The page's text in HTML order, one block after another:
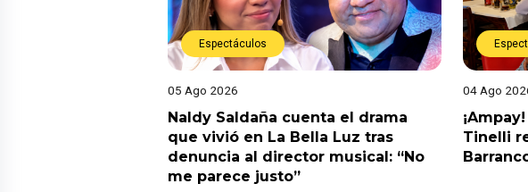
Espectáculos
05 Ago 2026
Naldy Saldaña cuenta el drama
que vivió en La Bella Luz tras
denuncia al director musical: “No
me parece justo”
04 Ago
Tinelli